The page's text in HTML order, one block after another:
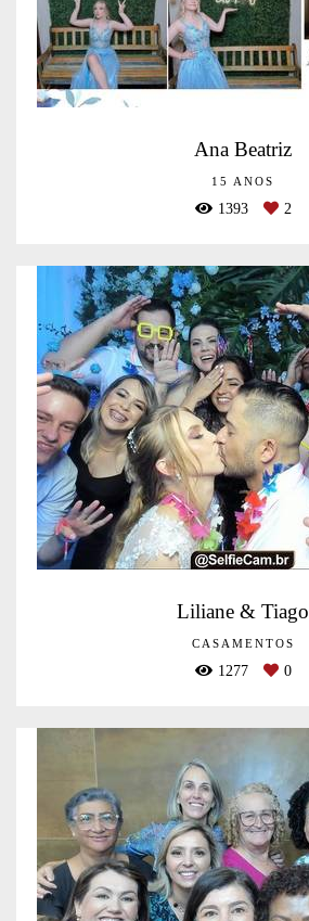
Ana Beatriz
15 ANOS
1393 2
Liliane & Tiago
CASAMENTOS
1277 0